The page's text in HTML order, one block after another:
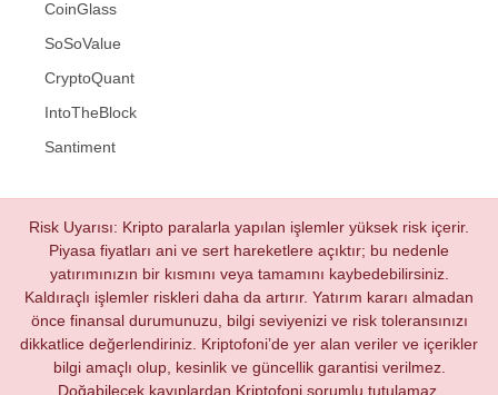
CoinGlass
SoSoValue
CryptoQuant
IntoTheBlock
Santiment
Risk Uyarısı: Kripto paralarla yapılan işlemler yüksek risk içerir.
Piyasa fiyatları ani ve sert hareketlere açıktır; bu nedenle
yatırımınızın bir kısmını veya tamamını kaybedebilirsiniz.
Kaldıraçlı işlemler riskleri daha da artırır. Yatırım kararı almadan
önce finansal durumunuzu, bilgi seviyenizi ve risk toleransınızı
dikkatlice değerlendiriniz. Kriptofoni’de yer alan veriler ve içerikler
bilgi amaçlı olup, kesinlik ve güncellik garantisi verilmez.
Doğabilecek kayıplardan Kriptofoni sorumlu tutulamaz.